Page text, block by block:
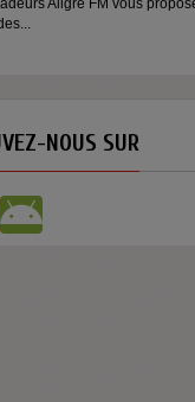
vous propose ici
NOUS SUR